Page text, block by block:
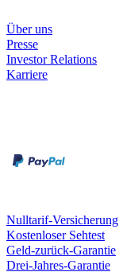
Über uns
Presse
Investor Relations
Karriere
Nulltarif-Versicherung
Kostenloser Sehtest
Geld-zurück-Garantie
Drei-Jahres-Garantie